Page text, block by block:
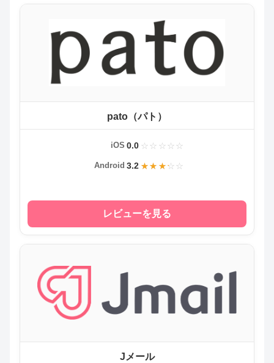
pato（パト）
iOS 0.0
Android 3.2
レビューを見る
Jメール